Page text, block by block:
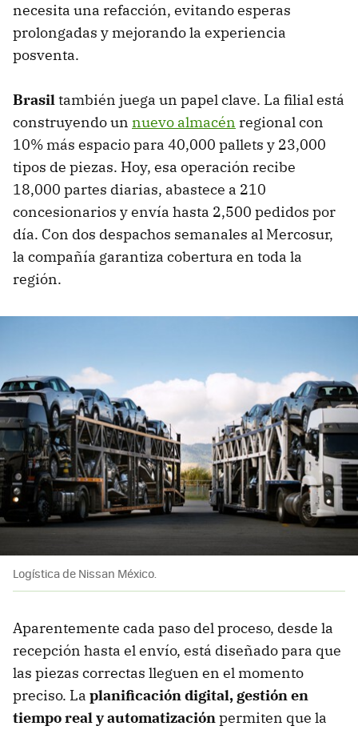
necesita una refacción, evitando esperas
prolongadas y mejorando la experiencia
posventa.
Brasiltambién juega un papel clave. La filial está
construyendo un nuevo almacén regional con
10% más espacio para 40,000 pallets y 23,000
tipos de piezas. Hoy, esa operación recibe
18,000 partes diarias, abastece a 210
concesionarios y envía hasta 2,500 pedidos por
día. Con dos despachos semanales al Mercosur,
la compañía garantiza cobertura en toda la
región.
Logística de Nissan México.
Aparentemente cada paso del proceso, desde la
recepción hasta el envío, está diseñado para que
las piezas correctas lleguen en el momento
preciso. La planificación digital, gestión en
tiempo real y automatizaciónpermiten que la